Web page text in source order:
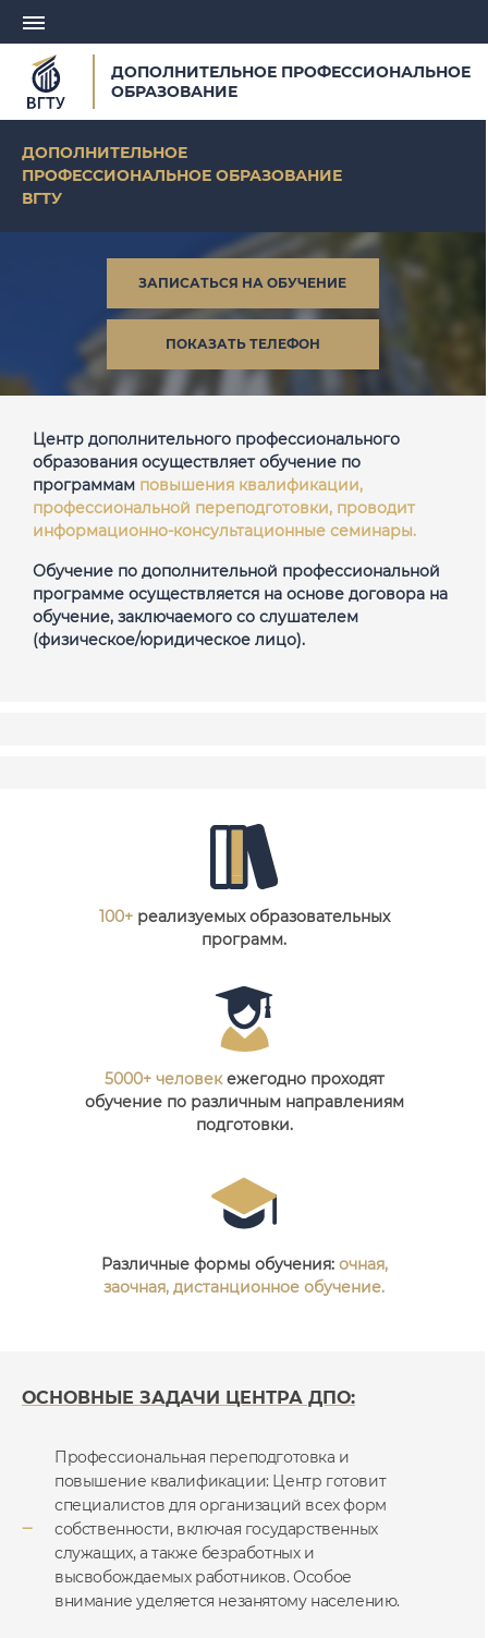
ДОПОЛНИТЕЛЬНОЕ ПРОФЕССИОНАЛЬНОЕ
ОБРАЗОВАНИЕ
ДОПОЛНИТЕЛЬНОЕ
ПРОФЕССИОНАЛЬНОЕ ОБРАЗОВАНИЕ
ВГТУ
ЗАПИСАТЬСЯ НА ОБУЧЕНИЕ
ПОКАЗАТЬ ТЕЛЕФОН
Центр дополнительного профессионального
образования осуществляет обучение по
программам повышения квалификации,
профессиональной переподготовки, проводит
информационно-консультационные семинары.
Обучение по дополнительной профессиональной
программе осуществляется на основе договора на
обучение, заключаемого со слушателем
(физическое/юридическое лицо).
Различные формы обучения: очная,
заочная, дистанционное обучение.
5000+ человекежегодно проходят
обучение по различным направлениям
подготовки.
100+реализуемых образовательных
программ.
ОСНОВНЫЕ ЗАДАЧИ ЦЕНТРА ДПО:
Профессиональная переподготовка и
повышение квалификации: Центр готовит
специалистов для организаций всех форм
собственности, включая государственных
служащих, а также безработных и
высвобождаемых работников. Особое
внимание уделяется незанятому населению.